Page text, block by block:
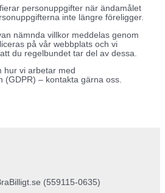
personuppgifter när ändamålet
inte längre föreligger.
nämnda villkor meddelas genom
på vår webbplats och vi
du regelbundet tar del av dessa.
hur vi arbetar med
(GDPR) – kontakta gärna oss.
(559115-0635)